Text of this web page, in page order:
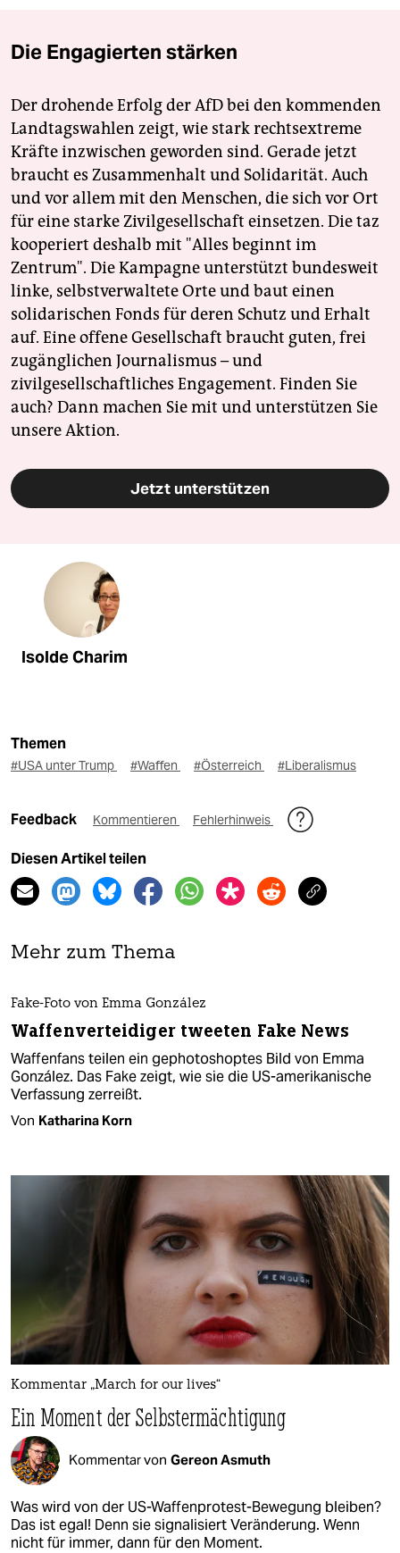
Die Engagierten stärken
Der drohende Erfolg der AfD bei den kommenden
Landtagswahlen zeigt, wie stark rechtsextreme
Kräfte inzwischen geworden sind. Gerade jetzt
braucht es Zusammenhalt und Solidarität. Auch
und vor allem mit den Menschen, die sich vor Ort
für eine starke Zivilgesellschaft einsetzen. Die taz
kooperiert deshalb mit "Alles beginnt im
Zentrum". Die Kampagne unterstützt bundesweit
linke, selbstverwaltete Orte und baut einen
solidarischen Fonds für deren Schutz und Erhalt
auf. Eine offene Gesellschaft braucht guten, frei
zugänglichen Journalismus – und
zivilgesellschaftliches Engagement. Finden Sie
auch? Dann machen Sie mit und unterstützen Sie
unsere Aktion.
Jetzt unterstützen
Isolde Charim
Themen
#USA unter Trump #Waffen #Österreich #Liberalismus
Feedback Kommentieren Fehlerhinweis
Diesen Artikel teilen
Mehr zum Thema
Fake-Foto von Emma González
Waffenverteidiger tweeten Fake News
Waffenfans teilen ein gephotoshoptes Bild von Emma
González. Das Fake zeigt, wie sie die US-amerikanische
Verfassung zerreißt.
Von Katharina Korn
Kommentar „March for our lives“
Ein Moment der Selbstermächtigung
Kommentar von Gereon Asmuth
Was wird von der US-Waffenprotest-Bewegung bleiben?
Das ist egal! Denn sie signalisiert Veränderung. Wenn
nicht für immer, dann für den Moment.